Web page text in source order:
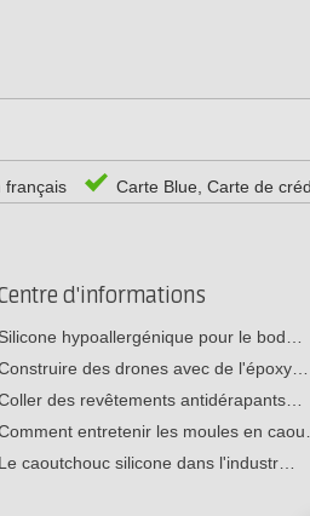
français Carte Blue, Carte de
d'informations
Silicone hypoallergénique pour le bod…
des drones avec de l'époxy…
des revêtements antidérapants…
entretenir les moules en
Le caoutchouc silicone dans l'industr…